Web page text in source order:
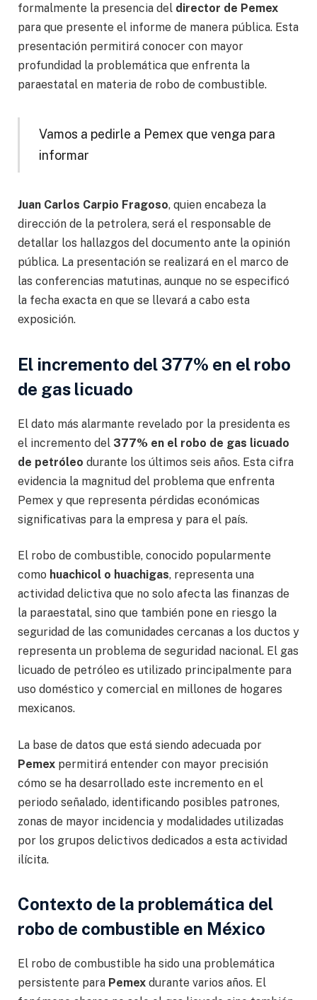
formalmente la presencia del director de Pemex
para que presente el informe de manera pública. Esta
presentación permitirá conocer con mayor
profundidad la problemática que enfrenta la
paraestatal en materia de robo de combustible.
Vamos a pedirle a Pemex que venga para
informar
Juan Carlos Carpio Fragoso, quien encabeza la
dirección de la petrolera, será el responsable de
detallar los hallazgos del documento ante la opinión
pública. La presentación se realizará en el marco de
las conferencias matutinas, aunque no se especificó
la fecha exacta en que se llevará a cabo esta
exposición.
El incremento del 377% en el robo
de gas licuado
El dato más alarmante revelado por la presidenta es
el incremento del 377% en el robo de gas licuado
de petróleo durante los últimos seis años. Esta cifra
evidencia la magnitud del problema que enfrenta
Pemex y que representa pérdidas económicas
significativas para la empresa y para el país.
El robo de combustible, conocido popularmente
como huachicol o huachigas, representa una
actividad delictiva que no solo afecta las finanzas de
la paraestatal, sino que también pone en riesgo la
seguridad de las comunidades cercanas a los ductos y
representa un problema de seguridad nacional. El gas
licuado de petróleo es utilizado principalmente para
uso doméstico y comercial en millones de hogares
mexicanos.
La base de datos que está siendo adecuada por
Pemex permitirá entender con mayor precisión
cómo se ha desarrollado este incremento en el
periodo señalado, identificando posibles patrones,
zonas de mayor incidencia y modalidades utilizadas
por los grupos delictivos dedicados a esta actividad
ilícita.
Contexto de la problemática del
robo de combustible en México
El robo de combustible ha sido una problemática
persistente para Pemex durante varios años. El